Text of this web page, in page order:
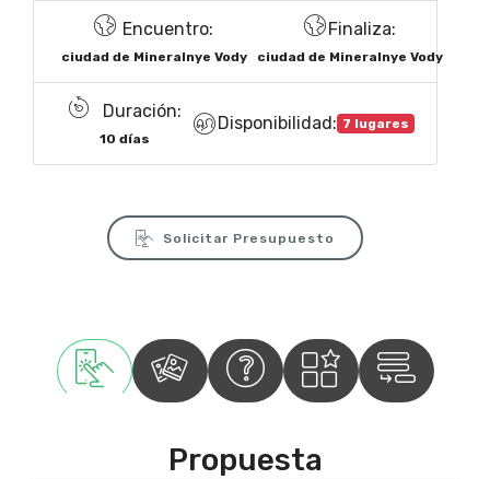
Encuentro:
ciudad de Mineralnye Vody
Finaliza:
ciudad de Mineralnye Vody
Duración:
10 días
Disponibilidad: 7 lugares
Solicitar Presupuesto
Propuesta